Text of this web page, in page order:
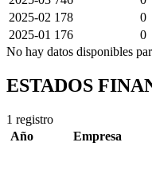
2025-02 178 0
2025-01 176 0
No hay datos disponibles
ESTADOS
1 registro
Año
Empresa